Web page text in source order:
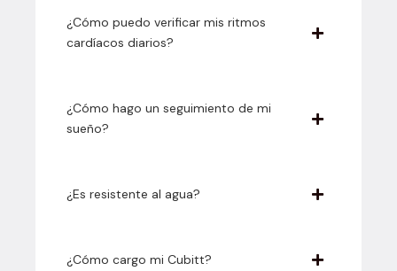
¿Cómo puedo verificar mis ritmos
cardíacos diarios?
¿Cómo hago un seguimiento de mi
sueño?
¿Es resistente al agua?
¿Cómo cargo mi Cubitt?